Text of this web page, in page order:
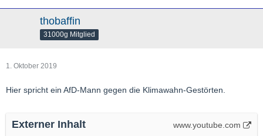
thobaffin
31000g Mitglied
1. Oktober 2019
Hier spricht ein AfD-Mann gegen die Klimawahn-Gestörten.
Externer Inhalt
www.youtube.com